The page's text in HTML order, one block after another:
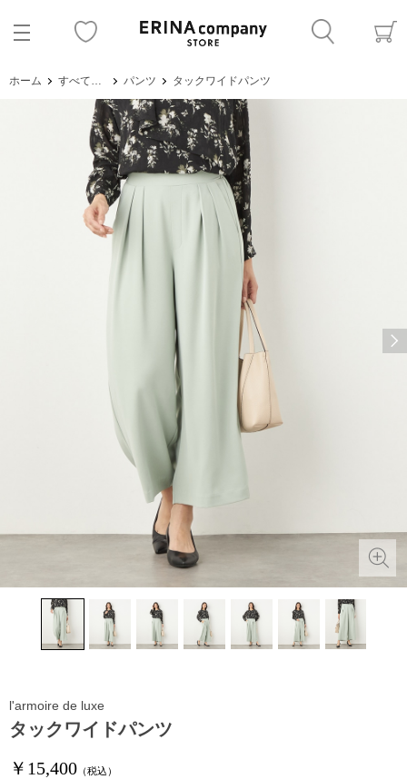
ホーム すべてのアイテム パンツ タックワイドパンツ
タックワイドパンツ
￥15,400 （税込）
l'armoire de luxe